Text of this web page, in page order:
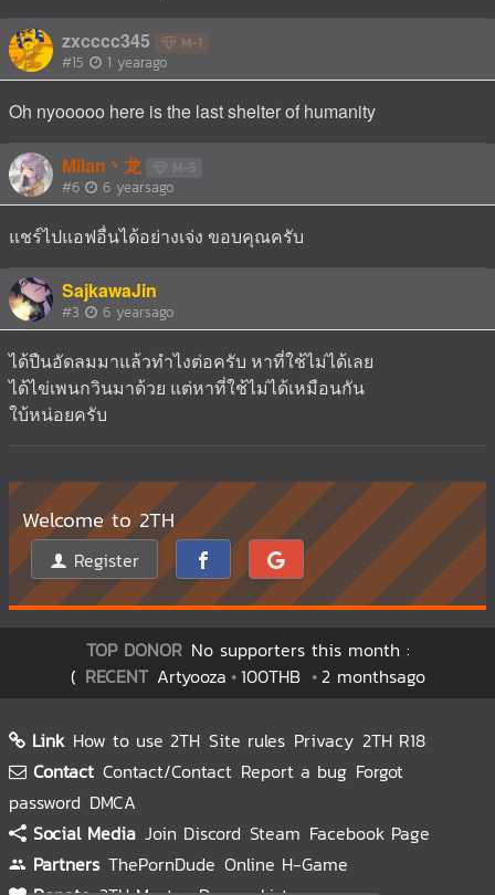
zxcccc345 M-1
#15 1 yearago
Oh nyooooo here is the last shelter of humanity
Milan丶龙
#6 6 yearsago
แชร์ไปแอฟอื่นได้อย่างเจ่ง ขอบคุณครับ
SajkawaJin
#3 6 yearsago
ได้ปืนอัดลมมาแล้วทำไงต่อครับ หาที่ใช้ไม่ได้เลย
ได้ไข่เพนกวินมาด้วย แต่หาที่ใช้ไม่ได้เหมือนกัน
ใบ้หน่อยครับ
Welcome to 2TH
Register
TOP DONOR No supporters this month :
( RECENT Artyooza 100THB 2 monthsago
Link How to use 2TH Site rules Privacy 2TH R18
Contact Contact/Contact Report a bug Forgot
password DMCA
Social Media Join Discord Steam Facebook Page
Partners ThePornDude Online H-Game